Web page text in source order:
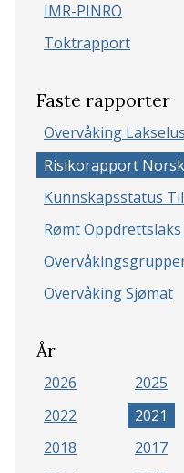
IMR-PINRO
Toktrapport
Faste rapporter
Overvåking Lakselus
Risikorapport
Kunnskapsstatus
Rømt
Overvåking Sjømat
År
2026 2025
2022
2021
2018
2017